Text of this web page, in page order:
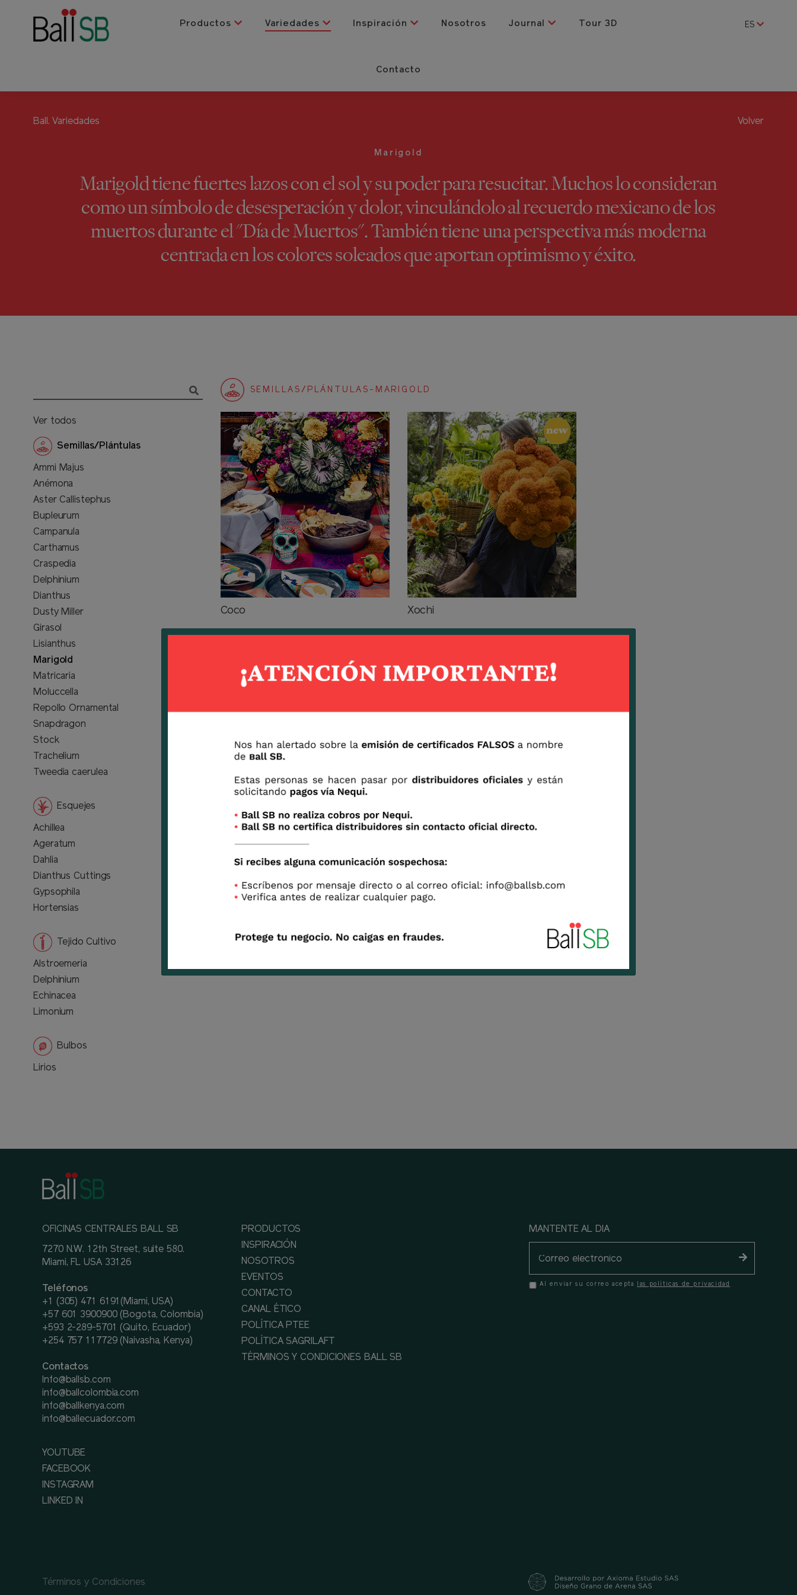
Productos Variedades Inspiración Nosotros Journal Tour 3D
Contacto
ES
Ball. Variedades Volver
Marigold
Marigold tiene fuertes lazos con el sol y su poder para resucitar. Muchos lo consideran
como un símbolo de desesperación y dolor, vinculándolo al recuerdo mexicano de los
muertos durante el "Día de Muertos". También tiene una perspectiva más moderna
centrada en los colores soleados que aportan optimismo y éxito.
Ver todos
Semillas/Plántulas
Ammi Majus
Anémona
Aster Callistephus
Bupleurum
Campanula
Carthamus
Craspedia
Delphinium
Dianthus
Dusty Miller
Girasol
Lisianthus
Marigold
Matricaria
Moluccella
Repollo Ornamental
Snapdragon
Stock
Trachelium
Tweedia caerulea
Esquejes
Achillea
Ageratum
Dahlia
Dianthus Cuttings
Gypsophila
Hortensias
Tejido Cultivo
Alstroemeria
Delphinium
Echinacea
Limonium
Bulbos
Lirios
SEMILLAS/PLÁNTULAS-MARIGOLD
Coco Xochi
OFICINAS CENTRALES BALL SB
7270 N.W. 12th Street, suite 580.
Miami, FL USA 33126
Teléfonos
+1 (305) 471 6191(Miami, USA)
+57 601 3900900 (Bogota, Colombia)
+593 2-289-5701 (Quito, Ecuador)
+254 757 117729 (Naivasha, Kenya)
Contactos
Info@ballsb.com
info@ballcolombia.com
info@ballkenya.com
info@ballecuador.com
PRODUCTOS
INSPIRACIÓN
NOSOTROS
EVENTOS
CONTACTO
CANAL ÉTICO
POLÍTICA PTEE
POLÍTICA SAGRILAFT
TÉRMINOS Y CONDICIONES BALL SB
YOUTUBE
FACEBOOK
INSTAGRAM
LINKED IN
MANTENTE AL DIA
Al enviar su correo acepta las políticas de privacidad
Términos y Condiciones